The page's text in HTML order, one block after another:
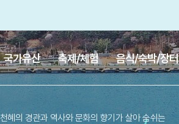
국가유산 축제/체험 음식/숙박/장터
혜의 경관과 역사와 문화의 향기가 살아 숨쉬는